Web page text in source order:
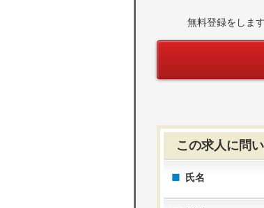
無料登録をしま
この求人に問
氏名